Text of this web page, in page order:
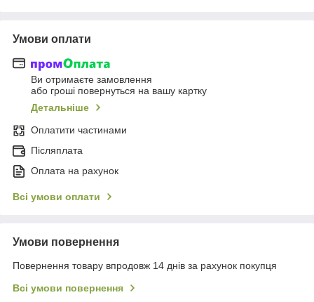
Умови оплати
Ви отримаєте замовлення
або гроші повернуться на вашу картку
Детальніше
Оплатити частинами
Післяплата
Оплата на рахунок
Всі умови оплати
Умови повернення
Повернення товару впродовж 14 днів за рахунок покупця
Всі умови повернення